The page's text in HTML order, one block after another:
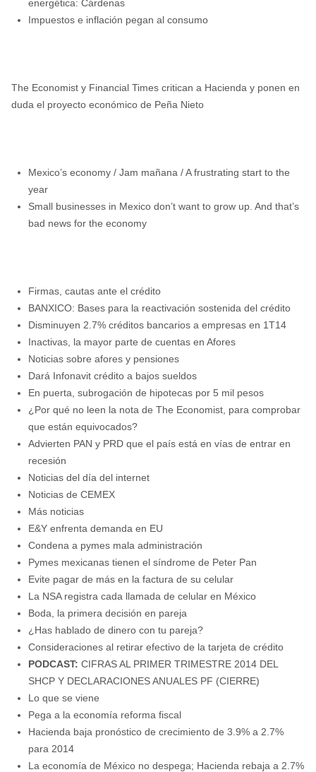
energética: Cárdenas
Impuestos e inflación pegan al consumo
The Economist y Financial Times critican a Hacienda y ponen en
duda el proyecto económico de Peña Nieto
Mexico’s economy / Jam mañana / A frustrating start to the
year
Small businesses in Mexico don’t want to grow up. And that’s
bad news for the economy
Firmas, cautas ante el crédito
BANXICO: Bases para la reactivación sostenida del crédito
Disminuyen 2.7% créditos bancarios a empresas en 1T14
Inactivas, la mayor parte de cuentas en Afores
Noticias sobre afores y pensiones
Dará Infonavit crédito a bajos sueldos
En puerta, subrogación de hipotecas por 5 mil pesos
¿Por qué no leen la nota de The Economist, para comprobar
que están equivocados?
Advierten PAN y PRD que el país está en vías de entrar en
recesión
Noticias del día del internet
Noticias de CEMEX
Más noticias
E&Y enfrenta demanda en EU
Condena a pymes mala administración
Pymes mexicanas tienen el síndrome de Peter Pan
Evite pagar de más en la factura de su celular
La NSA registra cada llamada de celular en México
Boda, la primera decisión en pareja
¿Has hablado de dinero con tu pareja?
Consideraciones al retirar efectivo de la tarjeta de crédito
PODCAST: CIFRAS AL PRIMER TRIMESTRE 2014 DEL
SHCP Y DECLARACIONES ANUALES PF (CIERRE)
Lo que se viene
Pega a la economía reforma fiscal
Hacienda baja pronóstico de crecimiento de 3.9% a 2.7%
para 2014
La economía de México no despega; Hacienda rebaja a 2.7%